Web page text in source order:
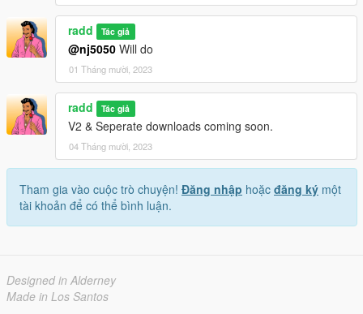
radd Tác giả
@nj5050 Will do
01 Tháng mười, 2023
radd Tác giả
V2 & Seperate downloads coming soon.
04 Tháng mười, 2023
Tham gia vào cuộc trò chuyện! Đăng nhập hoặc đăng ký một
tài khoản để có thể bình luận.
Designed in Alderney
Made in Los Santos